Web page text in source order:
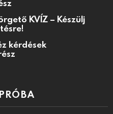
KVÍZ – Készülj
kérdések